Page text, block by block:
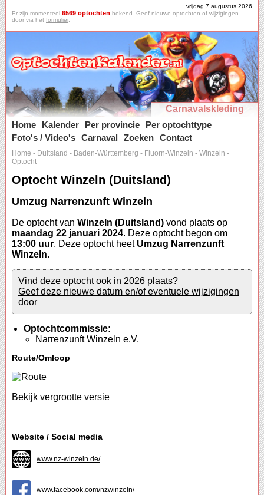
vrijdag 7 augustus 2026
Er zijn momenteel 6569 optochten bekend. Geef nieuwe optochten of wijzigingen
door via het formulier.
Carnavalskleding
Home
Kalender Per provincie
Per optochttype
Foto's / Video's Carnaval Zoeken Contact
Home - Duitsland - Baden-Württemberg - Fluorn-Winzeln - Winzeln -
Optocht
Optocht Winzeln (Duitsland)
Umzug Narrenzunft Winzeln
De optocht van Winzeln (Duitsland) vond plaats op
maandag 22 januari 2024. Deze optocht begon om
13:00 uur. Deze optocht heet Umzug Narrenzunft
Winzeln.
Vind deze optocht ook in 2026 plaats?
Geef deze nieuwe datum en/of eventuele wijzigingen
door
Optochtcommissie:
Narrenzunft Winzeln e.V.
Route/Omloop
Bekijk vergrootte versie
Website / Social media
www.nz-winzeln.de/
www.facebook.com/nzwinzeln/